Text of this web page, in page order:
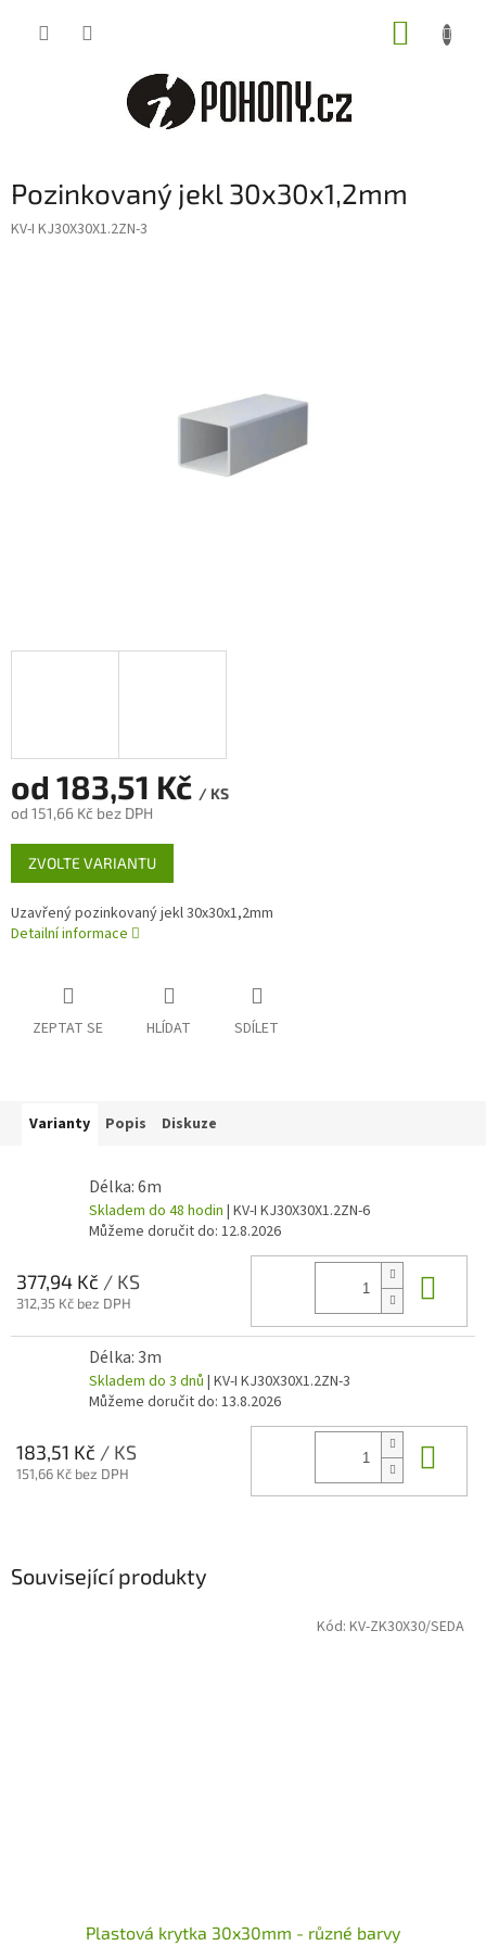
Pozinkovaný jekl 30x30x1,2mm
KV-I KJ30X30X1.2ZN-3
od 183,51 Kč / KS
od 151,66 Kč bez DPH
Měrná
cena:
ZVOLTE VARIANTU
Uzavřený pozinkovaný jekl 30x30x1,2mm
Detailní informace
ZEPTAT SE HLÍDAT SDÍLET
Související produkty
Plastová krytka 30x30mm - různé barvy
Kód: KV-ZK30X30/SEDA
Varianty Popis Diskuze
Délka: 6m
Skladem do 48 hodin | KV-I KJ30X30X1.2ZN-6
Můžeme doručit do: 12.8.2026
377,94 Kč / KS
312,35 Kč bez DPH
Délka: 3m
Skladem do 3 dnů | KV-I KJ30X30X1.2ZN-3
Můžeme doručit do: 13.8.2026
183,51 Kč / KS
151,66 Kč bez DPH